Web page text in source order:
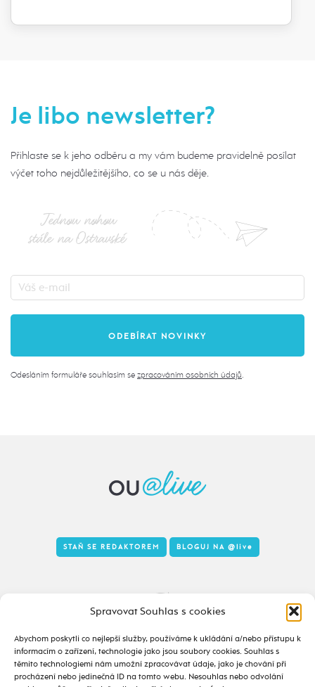
Spravovat Souhlas s cookies
Abychom poskytli co nejlepší služby, používáme k ukládání a/nebo přístupu k
informacím o zařízení, technologie jako jsou soubory cookies. Souhlas s
těmito technologiemi nám umožní zpracovávat údaje, jako je chování při
procházení nebo jedinečná ID na tomto webu. Nesouhlas nebo odvolání
Je libo newsletter?
Přihlaste se k jeho odběru a my vám budeme pravidelně posílat
výčet toho nejdůležitějšího, co se u nás děje.
Jednou nohou
stále na Ostravské
Odesláním formuláře souhlasím se zpracováním osobních údajů
Tady to taky žije
STAŇ SE REDAKTOREM BLOGUJ NA @live